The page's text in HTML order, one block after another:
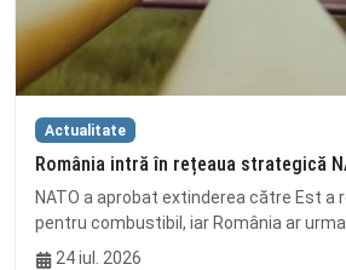
Actualitate
România intră în rețeaua strategică
NATO a aprobat extinderea către Est a
pentru combustibil, iar România ar urma
24 iul. 2026